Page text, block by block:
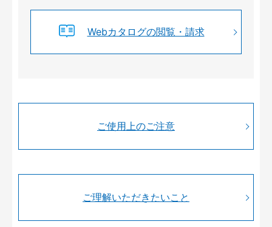
Webカタログの閲覧・請求
ご使用上のご注意
ご理解いただきたいこと